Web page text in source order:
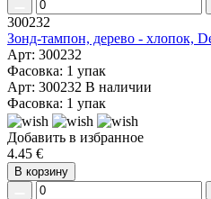
300232
Зонд-тампон, дерево - хлопок,
Арт: 300232
Фасовка: 1 упак
Арт: 300232 В наличии
Фасовка: 1 упак
Добавить в избранное
4.45 €
В корзину